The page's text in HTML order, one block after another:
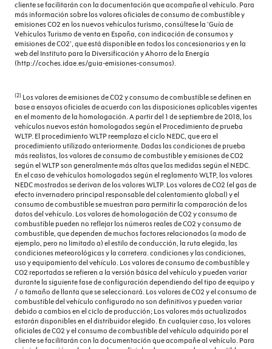
cliente se facilitarán con la documentación que acompañe al vehículo. Para
más información sobre los valores oficiales de consumo de combustible y
emisiones CO2 en los nuevos vehículos turismo, consúltese la 'Guía de
Vehículos Turismo de venta en España, con indicación de consumos y
emisiones de CO2', que está disponible en todos los concesionarios y en la
web del Instituto para la Diversificación y Ahorro de la Energía
(http://coches.idae.es/guia-emisiones-consumos).
(2) Los valores de emisiones de CO2 y consumo de combustible se definen en
base a ensayos oficiales de acuerdo con las disposiciones aplicables vigentes
en el momento de la homologación. A partir del 1 de septiembre de 2018, los
vehículos nuevos están homologados según el Procedimiento de prueba
WLTP. El procedimiento WLTP reemplaza el ciclo NEDC, que era el
procedimiento utilizado anteriormente. Dadas las condiciones de prueba
más realistas, los valores de consumo de combustible y emisiones de CO2
según el WLTP son generalmente más altas que las medidas según el NEDC.
En el caso de vehículos homologados según el reglamento WLTP, los valores
NEDC mostrados se derivan de los valores WLTP. Los valores de CO2 (el gas de
efecto invernadero principal responsable del calentamiento global) y el
consumo de combustible se muestran para permitir la comparación de los
datos del vehículo. Los valores de homologación de CO2 y consumo de
combustible pueden no reflejar los números reales de CO2 y consumo de
combustible, que dependen de muchos factores relacionados (a modo de
ejemplo, pero no limitado a) el estilo de conducción, la ruta elegida, las
condiciones meteorológicas y la carretera. condiciones y las condiciones,
uso y equipamiento del vehículo. Los valores de consumo de combustible y
CO2 reportadas se refieren a la versión básica del vehículo y pueden variar
durante la siguiente fase de configuración dependiendo del tipo de equipo y
/ o tamaño de llanta que se seleccionará. Los valores de CO2 y el consumo de
combustible del vehículo configurado no son definitivos y pueden variar
debido a cambios en el ciclo de producción; Los valores más actualizados
estarán disponibles en el distribuidor elegido. En cualquier caso, los valores
oficiales de CO2 y el consumo de combustible del vehículo adquirido por el
cliente se facilitarán con la documentación que acompañe al vehículo. Para